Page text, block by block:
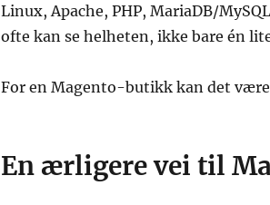
Linux, Apache, PHP, MariaDB/
ofte kan se helheten, ikke bare én
For en Magento-butikk kan det
En ærligere vei til